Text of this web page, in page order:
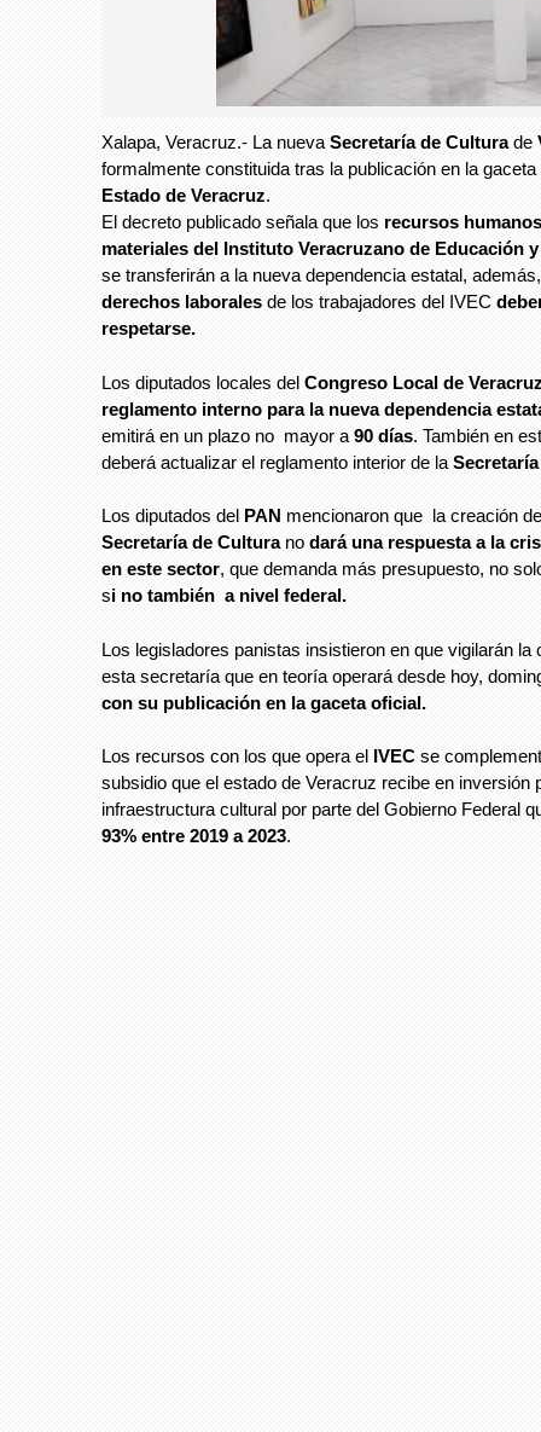
Xalapa, Veracruz.- La nueva Secretaría de Culturade
formalmente constituida tras la publicación en la gaceta
Estado de Veracruz.
El decreto publicado señala que los recursos
materiales del Instituto Veracruzano de Educación
se transferirán a la nueva dependencia estatal,
derechos laborales de los trabajadores del IVEC
respetarse.
Los diputados locales del Congreso Local de
reglamento interno para la nueva dependencia
emitirá en un plazo no mayor a 90 días. También en
deberá actualizar el reglamento interior de la
Los diputados del PAN mencionaron que la creación
Secretaría de Culturano dará una respuesta a la
en este sector, que demanda más presupuesto, no
si no también a nivel federal.
Los legisladores panistas insistieron en que vigilarán la
esta secretaría que en teoría operará desde hoy,
con su publicación en la gaceta oficial.
Los recursos con los que opera el IVEC se
subsidio que el estado de Veracruz recibe en inversión
infraestructura cultural por parte del Gobierno Federal
93% entre 2019 a 2023.